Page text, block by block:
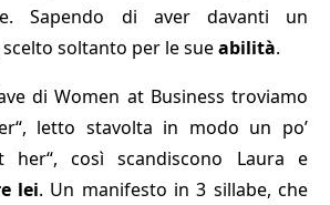
Sapendo di aver davanti un
soltanto per le sueabilità.
di Women at Business troviamo
letto stavolta in modo un po’
her“, così scandiscono Laura e
lei. Un manifesto in 3 sillabe, che